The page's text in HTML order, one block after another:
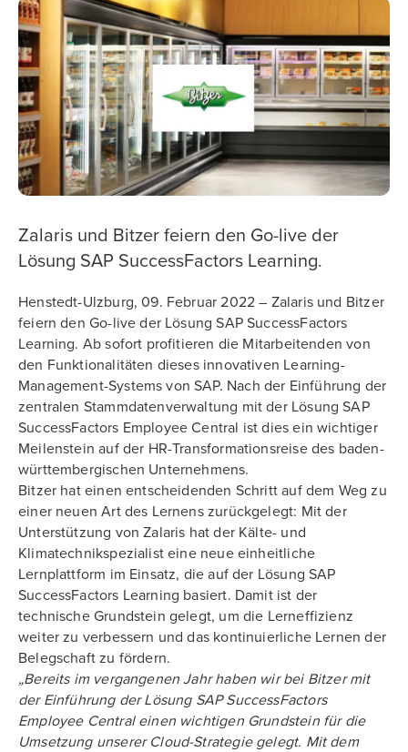
Zalaris und Bitzer feiern den Go-live der
Lösung SAP SuccessFactors Learning.
Henstedt-Ulzburg, 09. Februar 2022 – Zalaris und Bitzer
feiern den Go-live der Lösung SAP SuccessFactors
Learning. Ab sofort profitieren die Mitarbeitenden von
den Funktionalitäten dieses innovativen Learning-
Management-Systems von SAP. Nach der Einführung der
zentralen Stammdatenverwaltung mit der Lösung SAP
SuccessFactors Employee Central ist dies ein wichtiger
Meilenstein auf der HR-Transformationsreise des baden-
württembergischen Unternehmens.
Bitzer hat einen entscheidenden Schritt auf dem Weg zu
einer neuen Art des Lernens zurückgelegt: Mit der
Unterstützung von Zalaris hat der Kälte- und
Klimatechnikspezialist eine neue einheitliche
Lernplattform im Einsatz, die auf der Lösung SAP
SuccessFactors Learning basiert. Damit ist der
technische Grundstein gelegt, um die Lerneffizienz
weiter zu verbessern und das kontinuierliche Lernen der
Belegschaft zu fördern.
„Bereits im vergangenen Jahr haben wir bei Bitzer mit
der Einführung der Lösung SAP SuccessFactors
Employee Central einen wichtigen Grundstein für die
Umsetzung unserer Cloud-Strategie gelegt. Mit dem